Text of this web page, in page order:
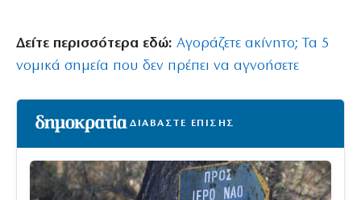
Δείτε περισσότερα εδώ: Αγοράζετε ακίνητο; Τα 5
νομικά σημεία που δεν πρέπει να αγνοήσετε
ΔΙΑΒΑΣΤΕ ΕΠΙΣΗΣ